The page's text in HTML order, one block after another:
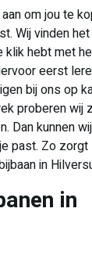
om jou te
Wij vinden
klik hebt met
eerst
bij ons op
proberen wij
Dan kunnen
past. Zo zorgt
in
in